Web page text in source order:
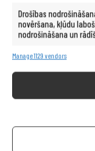
Drošības
novēršana, kļūdu
nodrošināšana un
Manage 1129 vendors